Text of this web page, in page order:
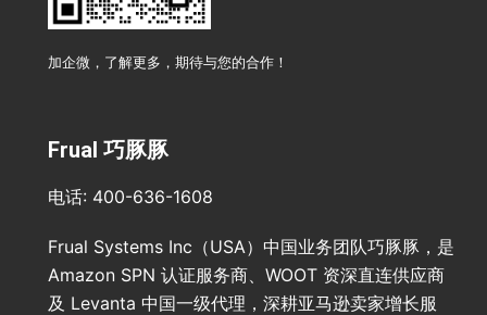
加企微，了解更多，期待与您的合作！
Frual 巧豚豚
电话: 400-636-1608
Frual Systems Inc（USA）中国业务团队巧豚豚，是
Amazon SPN 认证服务商、WOOT 资深直连供应商
及 Levanta 中国一级代理，深耕亚马逊卖家增长服